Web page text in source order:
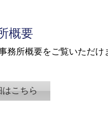
概要
務所概要をご覧いただけ
はこちら